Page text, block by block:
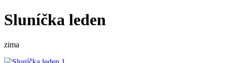
Sluníčka leden
zima